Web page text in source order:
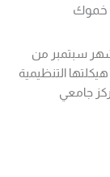
خموك
شهر سبتمبر من
هيكلتها التنظيمية
في سنة 2004 م إلى مركز جامعي